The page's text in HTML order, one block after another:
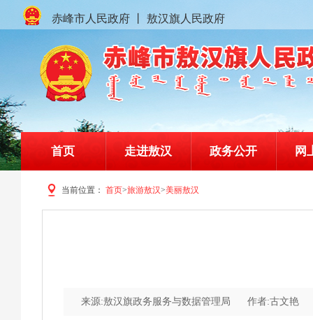
赤峰市人民政府 敖汉旗人民政府
首页 走进敖汉 政务公开 网
当前位置： 首页>旅游敖汉>美丽敖汉
来源:敖汉旗政务服务与数据管理局 作者:古文艳